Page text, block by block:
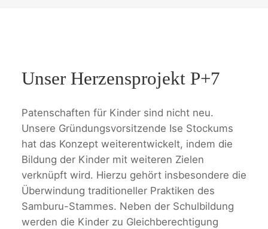
Unser Herzensprojekt P+7
Patenschaften für Kinder sind nicht neu.
Unsere Gründungsvorsitzende Ise Stockums
hat das Konzept weiterentwickelt, indem die
Bildung der Kinder mit weiteren Zielen
verknüpft wird. Hierzu gehört insbesondere die
Überwindung traditioneller Praktiken des
Samburu-Stammes. Neben der Schulbildung
werden die Kinder zu Gleichberechtigung